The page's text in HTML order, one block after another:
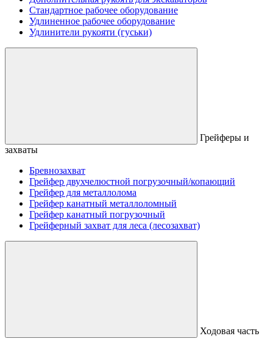
Стандартное рабочее оборудование
Удлиненное рабочее оборудование
Удлинители рукояти (гуськи)
Грейферы и
захваты
Бревнозахват
Грейфер двухчелюстной погрузочный/копающий
Грейфер для металлолома
Грейфер канатный металлоломный
Грейфер канатный погрузочный
Грейферный захват для леса (лесозахват)
Ходовая часть